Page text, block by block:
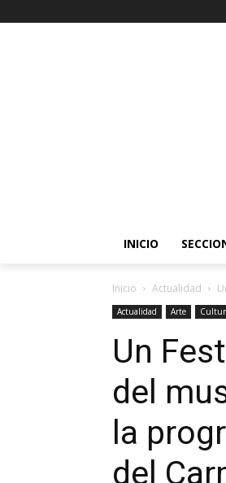
INICIO
Inicio Actualidad
Actualidad Arte
Un
del
la
del